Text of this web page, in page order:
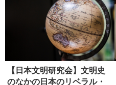
【日本文明研究会】文明史
のなかの日本のリベラル・